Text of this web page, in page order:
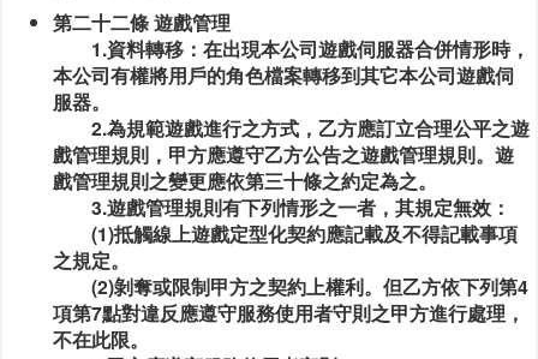
第二十二條 遊戲管理
1.資料轉移：在出現本公司遊戲伺服器合併情形時，
本公司有權將用戶的角色檔案轉移到其它本公司遊戲伺
服器。
2.為規範遊戲進行之方式，乙方應訂立合理公平之遊
戲管理規則，甲方應遵守乙方公告之遊戲管理規則。遊
戲管理規則之變更應依第三十條之約定為之。
3.遊戲管理規則有下列情形之一者，其規定無效：
(1)抵觸線上遊戲定型化契約應記載及不得記載事項
之規定。
(2)剝奪或限制甲方之契約上權利。但乙方依下列第4
項第7點對違反應遵守服務使用者守則之甲方進行處理，
不在此限。